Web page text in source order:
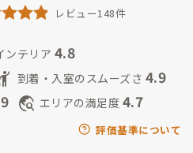
巡っており、見所や美味しい店な
生産現場など、家守の体が空いて
案内しますよ。
レビュー148件
ンテリア 4.8
到着・入室のスムーズさ 4.9
travel_explore エリアの満足度 4.7
評価基準について